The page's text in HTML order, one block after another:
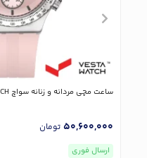
ساعت مچی مردانه و زنانه سواچ SWATCH مدل YVS532
50,600,000 تومان
ارسال فوری